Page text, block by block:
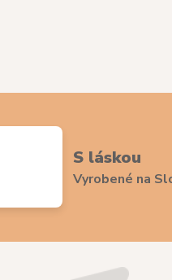
S láskou
Vyrobené na